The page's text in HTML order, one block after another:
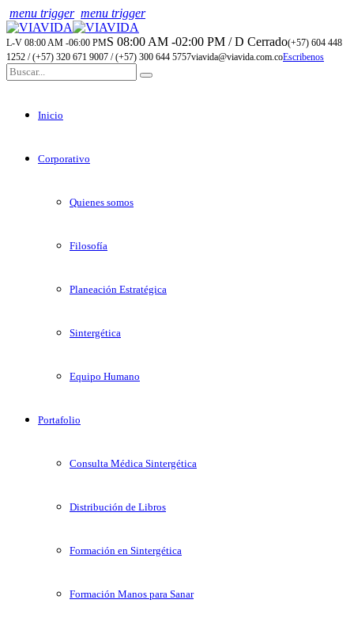
menu trigger menu trigger
L-V 08:00 AM -06:00 PMS 08:00 AM -02:00 PM / D Cerrado(+57) 604 448
1252 / (+57) 320 671 9007 / (+57) 300 644 5757viavida@viavida.com.coEscribenos
Inicio
Corporativo
Quienes somos
Filosofía
Planeación Estratégica
Sintergética
Equipo Humano
Portafolio
Consulta Médica Sintergética
Distribución de Libros
Formación en Sintergética
Formación Manos para Sanar